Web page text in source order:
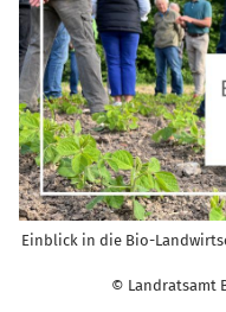
Einblick in die Bio-
© Landratsamt